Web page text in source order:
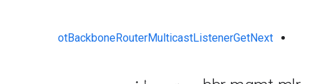
otBackboneRouterMulticastListenerGetNext